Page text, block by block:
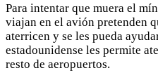
Para intentar que muera el
viajan en el avión pretenden
aterricen y se les pueda
estadounidense les permite
resto de aeropuertos.